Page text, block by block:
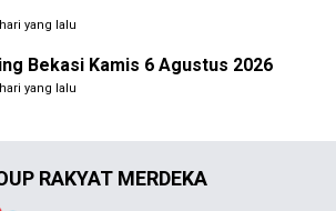
yang lalu
Bekasi Kamis 6 Agustus 2026
yang lalu
RAKYAT MERDEKA